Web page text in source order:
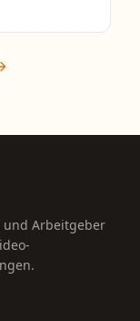
und Arbeitgeber